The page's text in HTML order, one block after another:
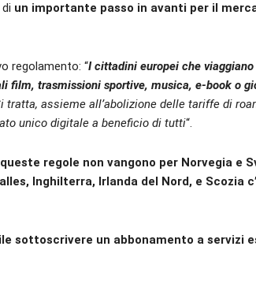
un importante passo in avanti per il
regolamento: “I cittadini europei che viaggiano
film, trasmissioni sportive, musica, e-book o
tratta, assieme all’abolizione delle tariffe di
unico digitale a beneficio di tutti“.
queste regole non vangono per Norvegia e
Inghilterra, Irlanda del Nord, e Scozia
sottoscrivere un abbonamento a servizi